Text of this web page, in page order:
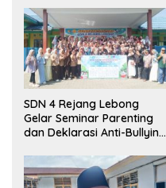
SDN 4 Rejang Lebong
Gelar Seminar Parenting
dan Deklarasi Anti-Bullying,